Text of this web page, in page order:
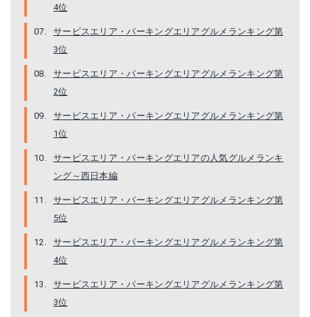
4位
サービスエリア・パーキングエリアグルメランキング第
3位
サービスエリア・パーキングエリアグルメランキング第
2位
サービスエリア・パーキングエリアグルメランキング第
1位
サービスエリア・パーキングエリアの人気グルメランキ
ング～西日本編
サービスエリア・パーキングエリアグルメランキング第
5位
サービスエリア・パーキングエリアグルメランキング第
4位
サービスエリア・パーキングエリアグルメランキング第
3位